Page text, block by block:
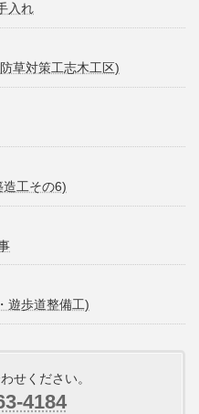
入れ
草対策工志木工区)
工その6)
遊歩道整備工)
せください。
4184